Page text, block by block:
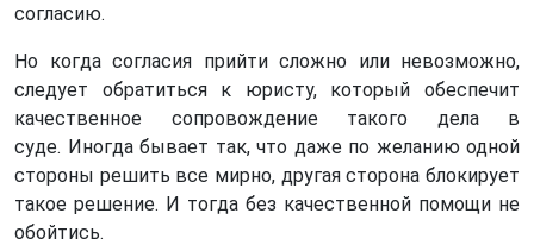
согласию.
Но когда согласия прийти сложно или невозможно,
следует обратиться к юристу, который обеспечит
качественное сопровождение такого дела в
суде. Иногда бывает так, что даже по желанию одной
стороны решить все мирно, другая сторона блокирует
такое решение. И тогда без качественной помощи не
обойтись.